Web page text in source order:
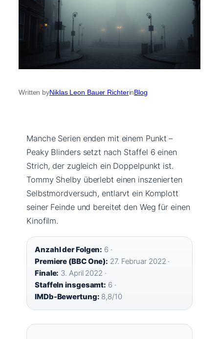
Written byNiklas Leon Bauer RichterinBlog
Manche Serien enden mit einem Punkt –
Peaky Blinders setzt nach Staffel 6 einen
Strich, der zugleich ein Doppelpunkt ist.
Tommy Shelby überlebt einen inszenierten
Selbstmordversuch, entlarvt ein Komplott
seiner Feinde und bereitet den Weg für einen
Kinofilm.
Anzahl der Folgen: 6 ·
Premiere (BBC One): 27. Februar 2022 ·
Finale: 3. April 2022 ·
Staffeln insgesamt: 6 ·
IMDb-Bewertung: 8,8/10